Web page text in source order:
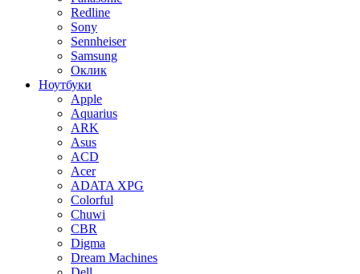
Redline
Sony
Sennheiser
Samsung
Оклик
Ноутбуки
Apple
Aquarius
ARK
Asus
ACD
Acer
ADATA XPG
Colorful
Chuwi
CBR
Digma
Dream Machines